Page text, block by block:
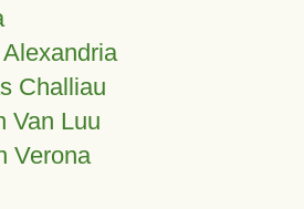
Challiau
Van Luu
Verona